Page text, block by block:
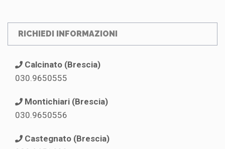
RICHIEDI INFORMAZIONI
Calcinato (Brescia)
030.9650555
Montichiari (Brescia)
030.9650556
Castegnato (Brescia)